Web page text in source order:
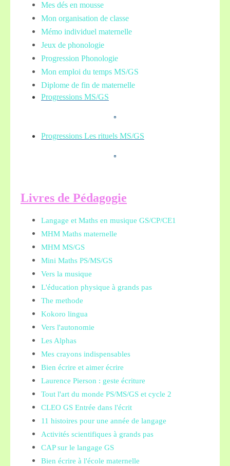
Mes dés en mousse
Mon organisation de classe
Mémo individuel maternelle
Jeux de phonologie
Progression Phonologie
Mon emploi du temps MS/GS
Diplome de fin de maternelle
Progressions MS/GS
Progressions Les rituels MS/GS
Livres de Pédagogie
Langage et Maths en musique GS/CP/CE1
MHM Maths maternelle
MHM MS/GS
Mini Maths PS/MS/GS
Vers la musique
L'éducation physique à grands pas
The methode
Kokoro lingua
Vers l'autonomie
Les Alphas
Mes crayons indispensables
Bien écrire et aimer écrire
Laurence Pierson : geste écriture
Tout l'art du monde PS/MS/GS et cycle 2
CLEO GS Entrée dans l'écrit
11 histoires pour une année de langage
Activités scientifiques à grands pas
CAP sur le langage GS
Bien écrire à l'école maternelle